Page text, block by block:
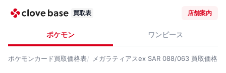
買取表 店舗案内
ポケモン ワンピース
ポケモンカード買取価格表 メガラティアスex SAR 088/063 買取価格